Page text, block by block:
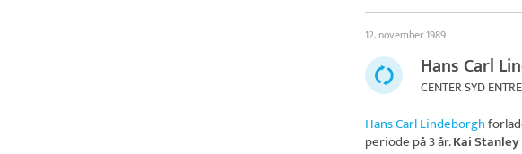
12. november 1989
Hans Carl
CENTER SYD
Hans Carl Lindeborgh
periode på 3 år.Kai